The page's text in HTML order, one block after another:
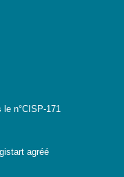
n°CISP-171
agréé